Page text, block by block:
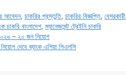
আবেদন,চাকরির প্রস্তুতি,চাকরির বিজ্ঞপ্তি,
চাকরি বাংলাদেশ,ম্যানেজমেন্ট ট্রেইনি চাকরি
২০২৬ – ২০ জন নিয়োগ
দেবে ব্যাংক এশিয়া পিএলসি